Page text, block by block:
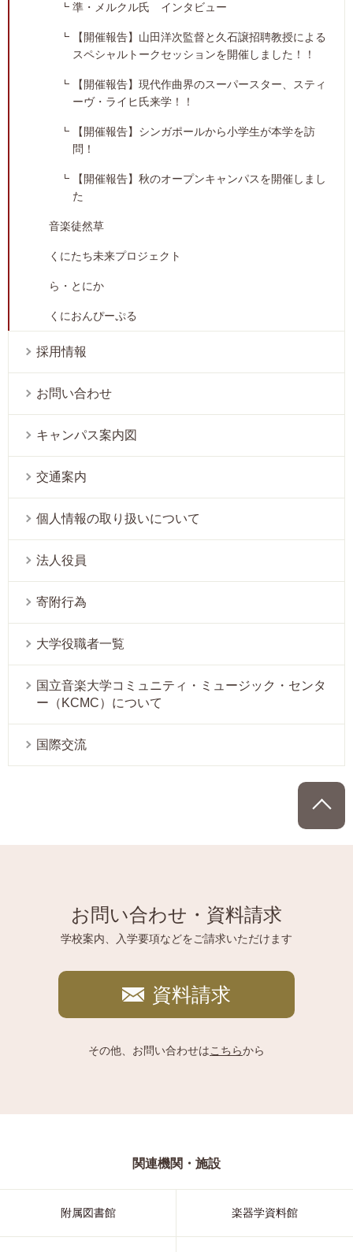
準・メルクル氏 インタビュー
【開催報告】山田洋次監督と久石譲招聘教授による
スペシャルトークセッションを開催しました！！
【開催報告】現代作曲界のスーパースター、スティ
ーヴ・ライヒ氏来学！！
【開催報告】シンガポールから小学生が本学を訪
問！
【開催報告】秋のオープンキャンパスを開催しまし
た
音楽徒然草
くにたち未来プロジェクト
ら・とにか
くにおんぴーぷる
採用情報
お問い合わせ
キャンパス案内図
交通案内
個人情報の取り扱いについて
法人役員
寄附行為
大学役職者一覧
国立音楽大学コミュニティ・ミュージック・センタ
ー（KCMC）について
国際交流
お問い合わせ・資料請求
学校案内、入学要項などをご請求いただけます
資料請求
その他、お問い合わせはこちらから
関連機関・施設
附属図書館 楽器学資料館